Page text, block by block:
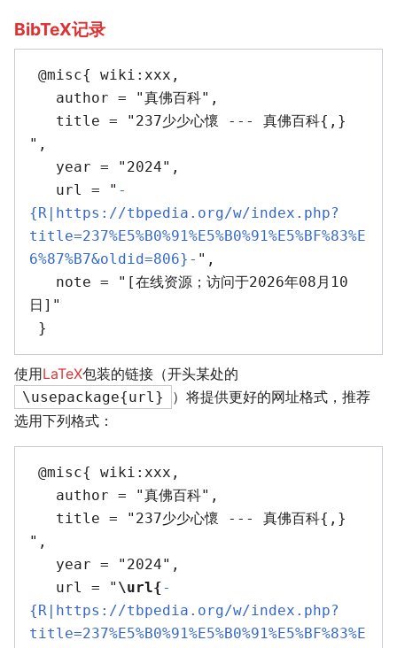
BibTeX记录
",
   url = "
-
{R|https://tbpedia.org/w/index.php?
title=237%E5%B0%91%E5%B0%91%E5%BF%83%E
6%87%B7&oldid=806}- ",
日]"
使用LaTeX包装的链接（开头某处的
\usepackage{url}
）将提供更好的网址格式，推荐
选用下列格式：
",
   url = "
\url{-
{R|https://tbpedia.org/w/index.php?
title=237%E5%B0%91%E5%B0%91%E5%BF%83%E